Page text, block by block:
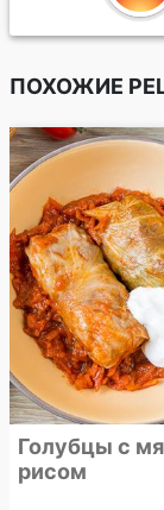
ПОХОЖИЕ
Мясная
капустой